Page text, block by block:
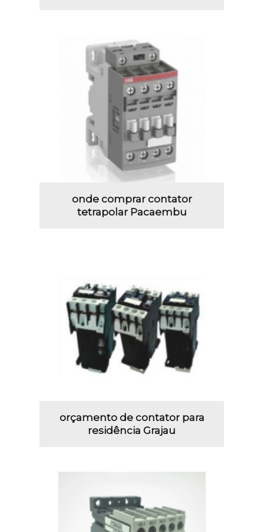
onde comprar contator
tetrapolar Pacaembu
orçamento de contator para
residência Grajau